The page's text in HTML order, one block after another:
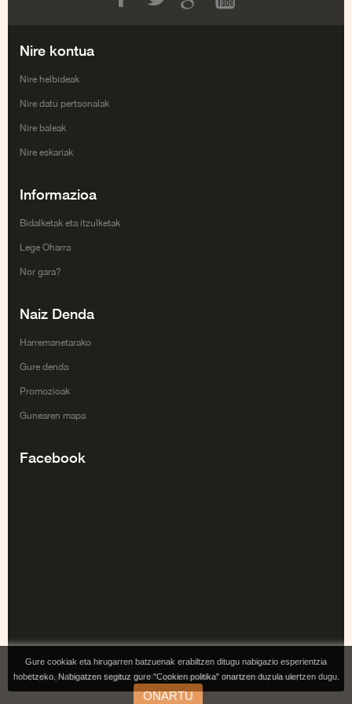
Nire kontua
Nire helbideak
Nire datu pertsonalak
Nire baleak
Nire eskariak
Informazioa
Bidalketak eta itzulketak
Lege Oharra
Nor gara?
Naiz Denda
Harremanetarako
Gure denda
Promozioak
Gunearen mapa
Facebook
Gure cookiak eta hirugarren batzuenak erabiltzen ditugu nabigazio esperientzia
hobetzeko. Nabigatzen segituz gure "Cookien politika" onartzen duzula ulertzen dugu.
ONARTU
Copyright Tai Gabe Digitala SL. All rights reserved. Powered by Irontec.